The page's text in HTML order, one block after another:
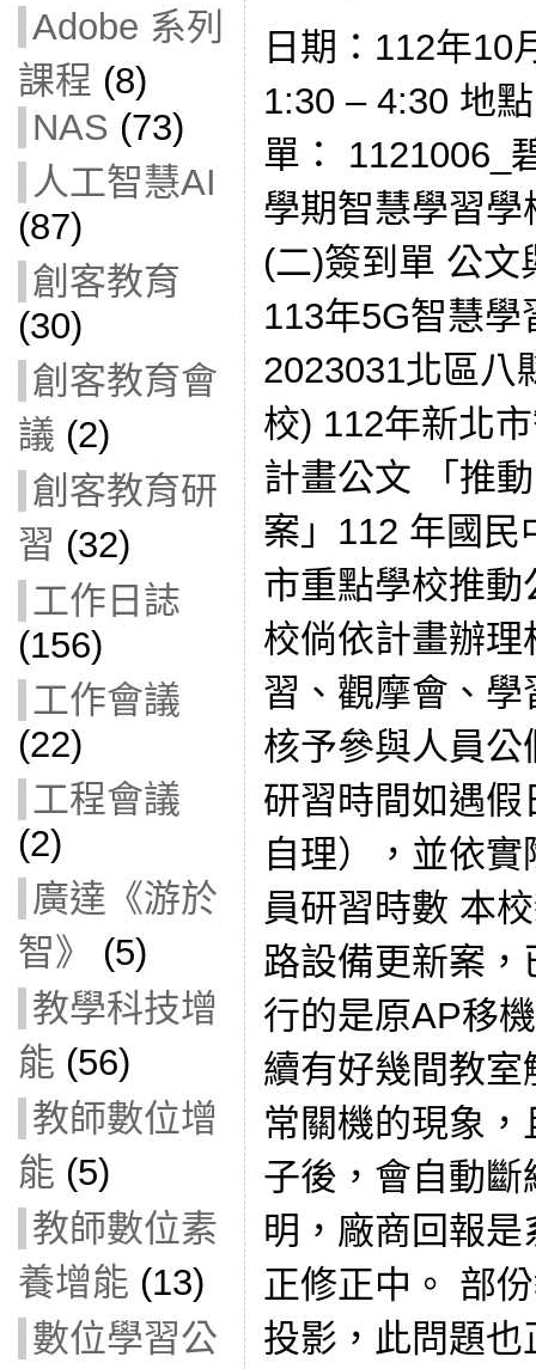
Adobe 系列
課程 (8)
NAS (73)
人工智慧AI
(87)
創客教育
(30)
創客教育會
議 (2)
創客教育研
習 (32)
工作日誌
(156)
工作會議
(22)
工程會議
(2)
廣達《游於
智》
(5)
教學科技增
能 (56)
教師數位增
能 (5)
教師數位素
養增能 (13)
數位學習公
日期：112年10
1:30 – 4:30 地
單： 1121006_
學期智慧學習
(二)簽到單 公文
113年5G智慧
2023031北區八
校) 112年新北
計畫公文 「推
案」112 年國民
市重點學校推
校倘依計畫辦
習、觀摩會、
核予參與人員
研習時間如遇
自理），並依
員研習時數 本
路設備更新案
行的是原AP移
續有好幾間教
常關機的現象
子後，會自動
明，廠商回報
正修正中。 部
投影，此問題